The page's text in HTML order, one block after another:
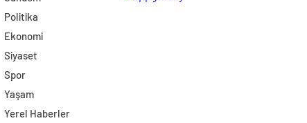
Politika
Ekonomi
Siyaset
Spor
Yaşam
Yerel Haberler